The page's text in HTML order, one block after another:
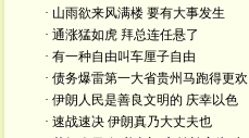
· 山雨欲来风满楼 要有大事发生
· 通涨猛如虎 拜总连任悬了
· 有一种自由叫车厘子自由
· 债务爆雷第一大省贵州马跑得更欢
· 伊朗人民是善良文明的 庆幸以色
· 速战速决 伊朗真乃大丈夫也